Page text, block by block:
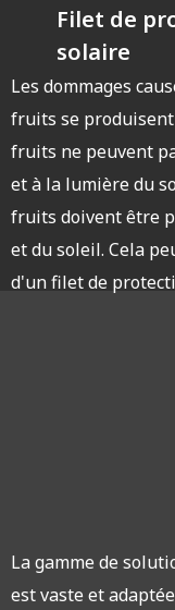
Filet de
solaire
Les dommages
fruits se
fruits ne peuvent
et à la lumière du
fruits doivent être
et du soleil. Cela
d'un filet de
La gamme de
est vaste et